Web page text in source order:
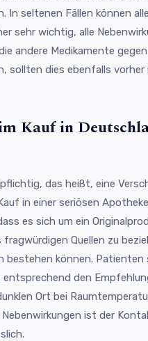
In seltenen Fällen können
sehr wichtig, alle
andere Medikamente
sollten dies ebenfalls
Kauf in
das heißt, eine
in einer seriösen
es sich um ein
Quellen zu
bestehen können. Patienten
den
Ort bei
ist der